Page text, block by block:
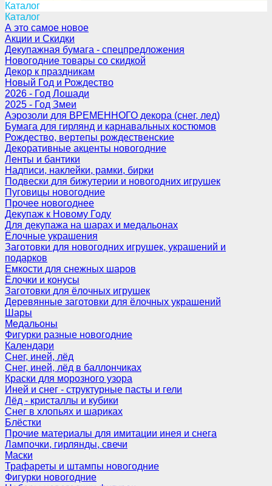
Каталог
Каталог
А это самое новое
Акции и Скидки
Декупажная бумага - спецпредложения
Новогодние товары со скидкой
Декор к праздникам
Новый Год и Рождество
2026 - Год Лошади
2025 - Год Змеи
Аэрозоли для ВРЕМЕННОГО декора (снег, лед)
Бумага для гирлянд и карнавальных костюмов
Рождество, вертепы рождественские
Декоративные акценты новогодние
Ленты и бантики
Надписи, наклейки, рамки, бирки
Подвески для бижутерии и новогодних игрушек
Пуговицы новогодние
Прочее новогоднее
Декупаж к Новому Году
Для декупажа на шарах и медальонах
Ёлочные украшения
Заготовки для новогодних игрушек, украшений и
подарков
Емкости для снежных шаров
Ёлочки и конусы
Заготовки для ёлочных игрушек
Деревянные заготовки для ёлочных украшений
Шары
Медальоны
Фигурки разные новогодние
Календари
Снег, иней, лёд
Снег, иней, лёд в баллончиках
Краски для морозного узора
Иней и снег - структурные пасты и гели
Лёд - кристаллы и кубики
Снег в хлопьях и шариках
Блёстки
Прочие материалы для имитации инея и снега
Лампочки, гирлянды, свечи
Маски
Трафареты и штампы новогодние
Фигурки новогодние